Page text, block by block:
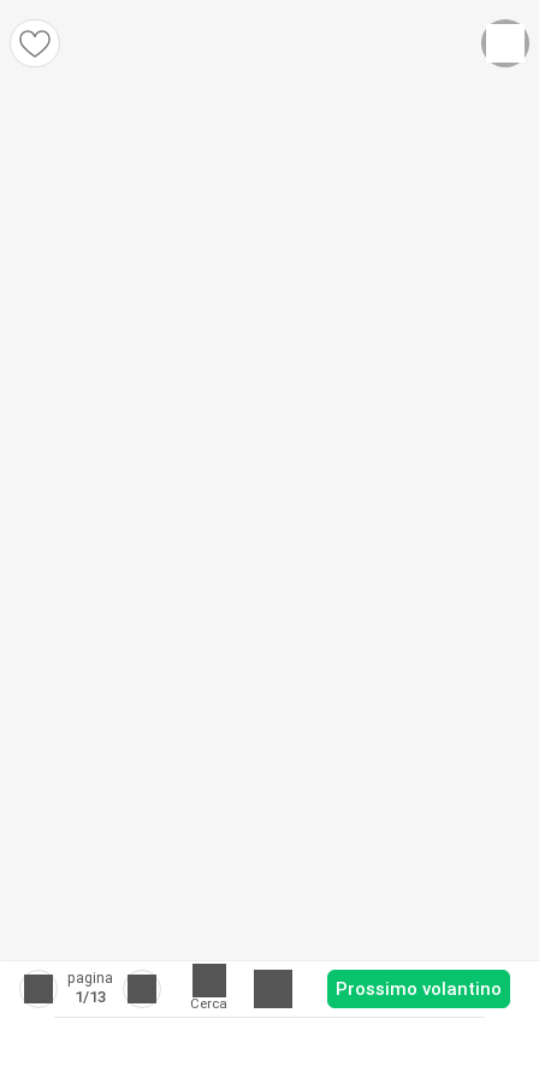
pagina
1/13 Cerca
Prossimo volantino